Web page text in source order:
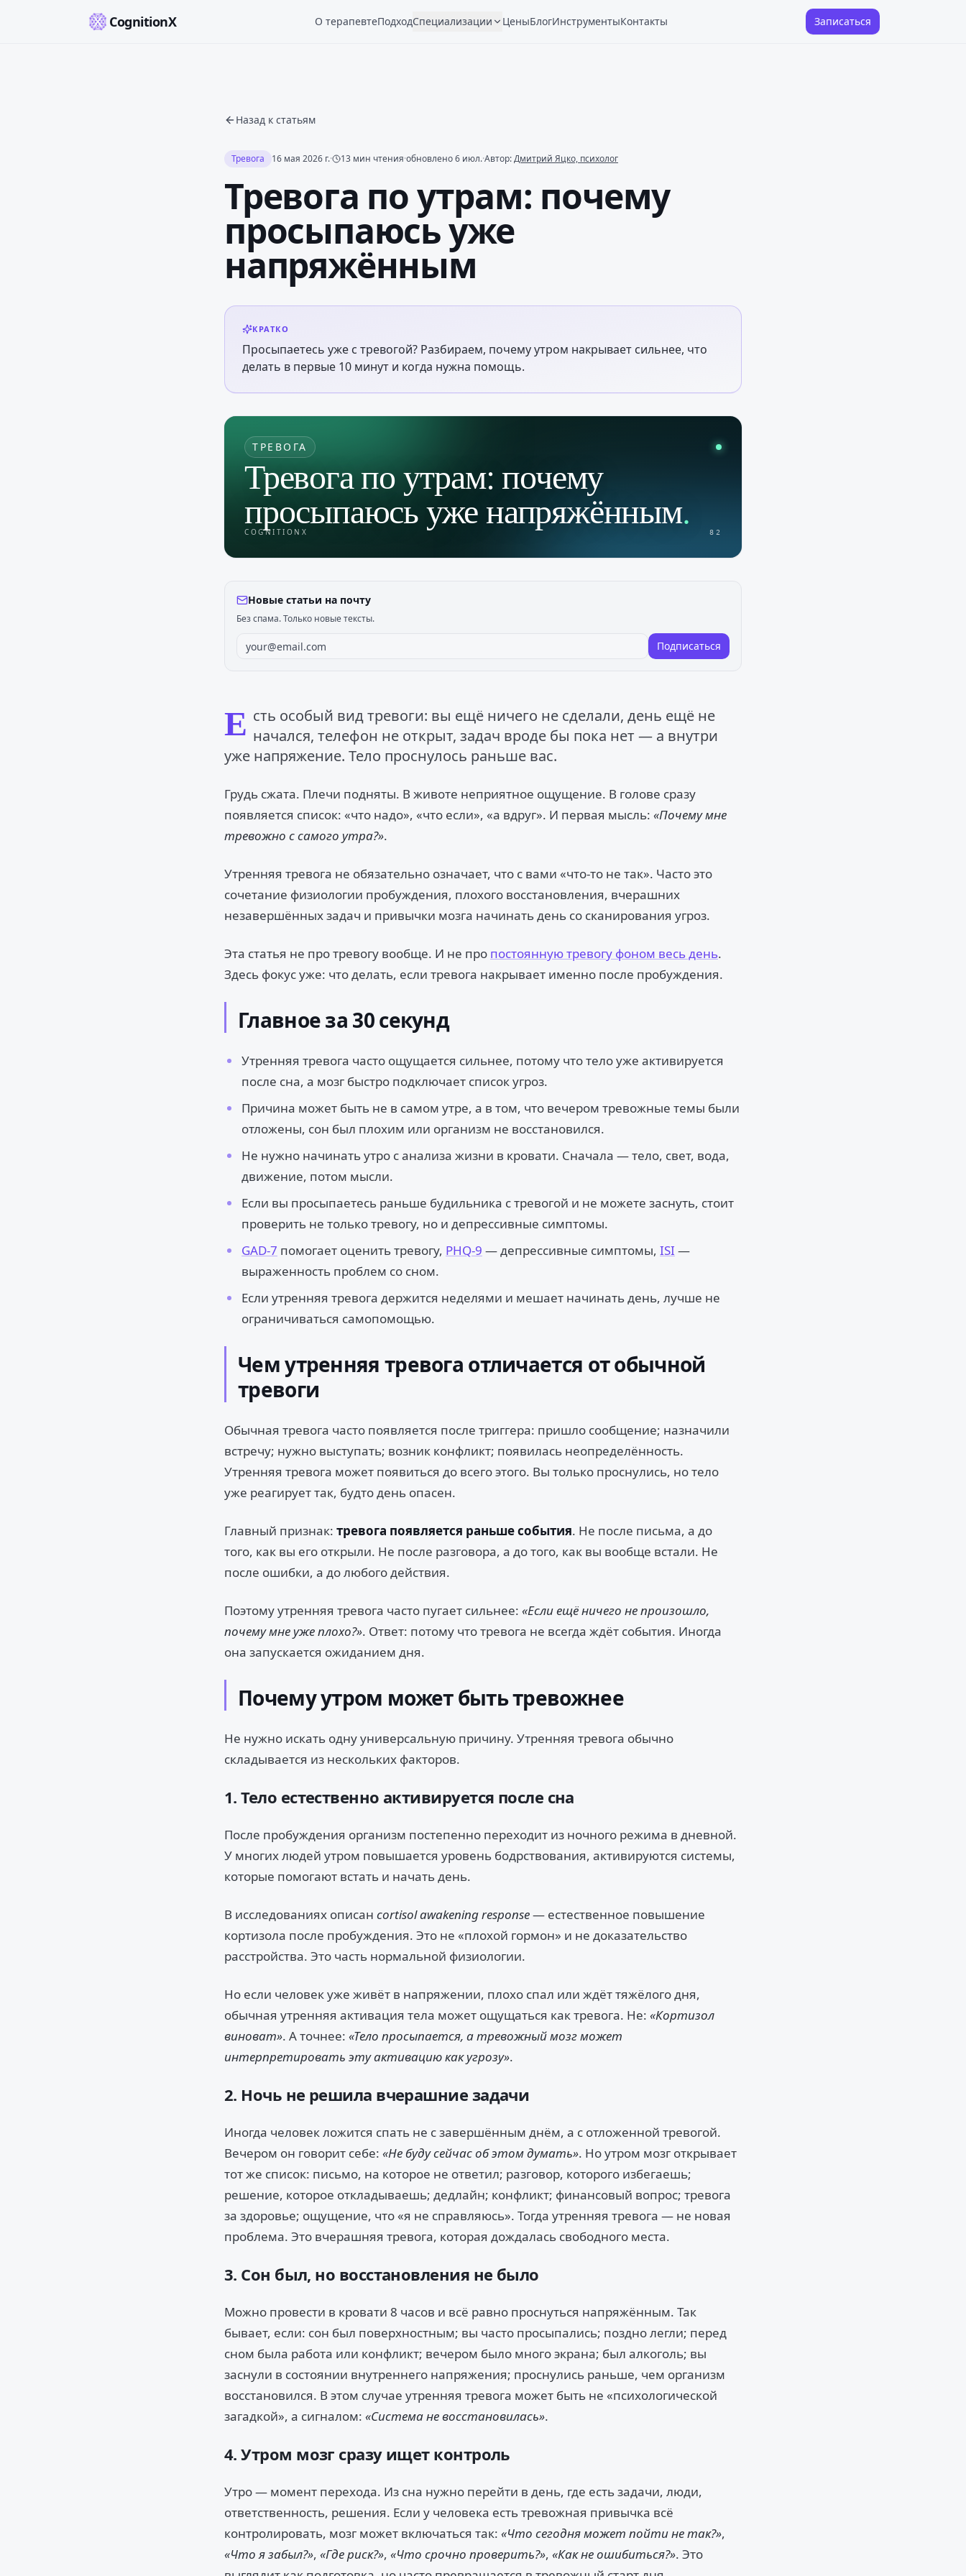
CognitionX О терапевтеПодходСпециализации ЦеныБлогИнструментыКонтакты Записаться
Назад к статьям
Тревога 16 мая 2026 г.· 13 мин чтения·обновлено6 июл.·Автор:Дмитрий Яцко, психолог
Тревога по утрам: почему
просыпаюсь уже
напряжённым
КРАТКО
Просыпаетесь уже с тревогой? Разбираем, почему утром накрывает сильнее, что
делать в первые 10 минут и когда нужна помощь.
ТРЕВОГА
Тревога по утрам: почему
просыпаюсь уже напряжённым.
COGNITIONX 82
Новые статьи на почту
Без спама. Только новые тексты.
Подписаться
Е сть особый вид тревоги: вы ещё ничего не сделали, день ещё не
начался, телефон не открыт, задач вроде бы пока нет — а внутри
уже напряжение. Тело проснулось раньше вас.
Грудь сжата. Плечи подняты. В животе неприятное ощущение. В голове сразу
появляется список: «что надо», «что если», «а вдруг». И первая мысль: «Почему мне
тревожно с самого утра?».
Утренняя тревога не обязательно означает, что с вами «что-то не так». Часто это
сочетание физиологии пробуждения, плохого восстановления, вчерашних
незавершённых задач и привычки мозга начинать день со сканирования угроз.
Эта статья не про тревогу вообще. И не про постоянную тревогу фоном весь день.
Здесь фокус уже: что делать, если тревога накрывает именно после пробуждения.
Главное за 30 секунд
Утренняя тревога часто ощущается сильнее, потому что тело уже активируется
после сна, а мозг быстро подключает список угроз.
Причина может быть не в самом утре, а в том, что вечером тревожные темы были
отложены, сон был плохим или организм не восстановился.
Не нужно начинать утро с анализа жизни в кровати. Сначала — тело, свет, вода,
движение, потом мысли.
Если вы просыпаетесь раньше будильника с тревогой и не можете заснуть, стоит
проверить не только тревогу, но и депрессивные симптомы.
GAD-7 помогает оценить тревогу, PHQ-9 — депрессивные симптомы, ISI —
выраженность проблем со сном.
Если утренняя тревога держится неделями и мешает начинать день, лучше не
ограничиваться самопомощью.
Чем утренняя тревога отличается от обычной
тревоги
Обычная тревога часто появляется после триггера: пришло сообщение; назначили
встречу; нужно выступать; возник конфликт; появилась неопределённость.
Утренняя тревога может появиться до всего этого. Вы только проснулись, но тело
уже реагирует так, будто день опасен.
Главный признак: тревога появляется раньше события. Не после письма, а до
того, как вы его открыли. Не после разговора, а до того, как вы вообще встали. Не
после ошибки, а до любого действия.
Поэтому утренняя тревога часто пугает сильнее: «Если ещё ничего не произошло,
почему мне уже плохо?». Ответ: потому что тревога не всегда ждёт события. Иногда
она запускается ожиданием дня.
Почему утром может быть тревожнее
Не нужно искать одну универсальную причину. Утренняя тревога обычно
складывается из нескольких факторов.
1. Тело естественно активируется после сна
После пробуждения организм постепенно переходит из ночного режима в дневной.
У многих людей утром повышается уровень бодрствования, активируются системы,
которые помогают встать и начать день.
В исследованиях описан cortisol awakening response— естественное повышение
кортизола после пробуждения. Это не «плохой гормон» и не доказательство
расстройства. Это часть нормальной физиологии.
Но если человек уже живёт в напряжении, плохо спал или ждёт тяжёлого дня,
обычная утренняя активация тела может ощущаться как тревога. Не: «Кортизол
виноват». А точнее: «Тело просыпается, а тревожный мозг может
интерпретировать эту активацию как угрозу».
2. Ночь не решила вчерашние задачи
Иногда человек ложится спать не с завершённым днём, а с отложенной тревогой.
Вечером он говорит себе: «Не буду сейчас об этом думать». Но утром мозг открывает
тот же список: письмо, на которое не ответил; разговор, которого избегаешь;
решение, которое откладываешь; дедлайн; конфликт; финансовый вопрос; тревога
за здоровье; ощущение, что «я не справляюсь». Тогда утренняя тревога — не новая
проблема. Это вчерашняя тревога, которая дождалась свободного места.
3. Сон был, но восстановления не было
Можно провести в кровати 8 часов и всё равно проснуться напряжённым. Так
бывает, если: сон был поверхностным; вы часто просыпались; поздно легли; перед
сном была работа или конфликт; вечером было много экрана; был алкоголь; вы
заснули в состоянии внутреннего напряжения; проснулись раньше, чем организм
восстановился. В этом случае утренняя тревога может быть не «психологической
загадкой», а сигналом: «Система не восстановилась».
4. Утром мозг сразу ищет контроль
Утро — момент перехода. Из сна нужно перейти в день, где есть задачи, люди,
ответственность, решения. Если у человека есть тревожная привычка всё
контролировать, мозг может включаться так: «Что сегодня может пойти не так?»,
«Что я забыл?», «Где риск?», «Что срочно проверить?», «Как не ошибиться?». Это